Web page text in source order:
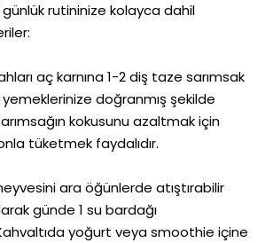
rutininize kolayca dahil
aç karnına 1-2 diş taze sarımsak
doğranmış şekilde
kokusunu azaltmak için
tüketmek faydalıdır.
ara öğünlerde atıştırabilir
günde 1 su bardağı
yoğurt veya smoothie içine